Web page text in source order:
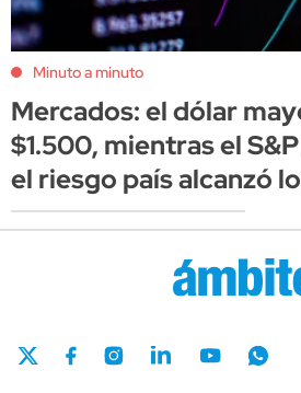
Minuto a minuto
Mercados: el dólar
$1.500, mientras el
el riesgo país alcanzó